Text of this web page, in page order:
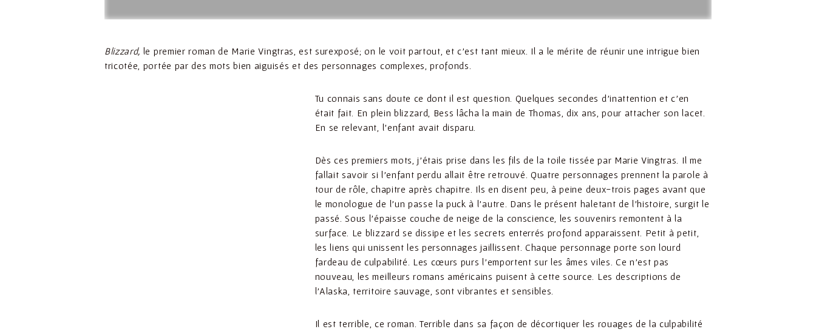
Blizzard, le premier roman de Marie Vingtras, est surexposé; on le voit partout, et c’est tant mieux. Il a le mérite de réunir une intrigue bien
tricotée, portée par des mots bien aiguisés et des personnages complexes, profonds.
Tu connais sans doute ce dont il est question. Quelques secondes d’inattention et c’en
était fait. En plein blizzard, Bess lâcha la main de Thomas, dix ans, pour attacher son lacet.
En se relevant, l’enfant avait disparu.
Dès ces premiers mots, j’étais prise dans les fils de la toile tissée par Marie Vingtras. Il me
fallait savoir si l’enfant perdu allait être retrouvé. Quatre personnages prennent la parole à
tour de rôle, chapitre après chapitre. Ils en disent peu, à peine deux-trois pages avant que
le monologue de l’un passe la puck à l’autre. Dans le présent haletant de l’histoire, surgit le
passé. Sous l’épaisse couche de neige de la conscience, les souvenirs remontent à la
surface. Le blizzard se dissipe et les secrets enterrés profond apparaissent. Petit à petit,
les liens qui unissent les personnages jaillissent. Chaque personnage porte son lourd
fardeau de culpabilité. Les cœurs purs l’emportent sur les âmes viles. Ce n’est pas
nouveau, les meilleurs romans américains puisent à cette source. Les descriptions de
l’Alaska, territoire sauvage, sont vibrantes et sensibles.
Il est terrible, ce roman. Terrible dans sa façon de décortiquer les rouages de la culpabilité